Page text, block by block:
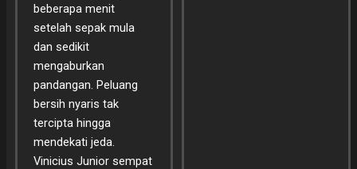
beberapa menit
setelah sepak mula
dan sedikit
mengaburkan
pandangan. Peluang
bersih nyaris tak
tercipta hingga
mendekati jeda.
Vinicius Junior sempat